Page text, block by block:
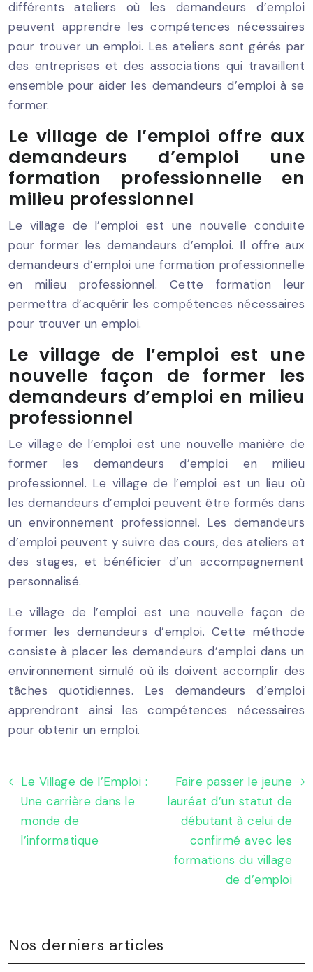
différents ateliers où les demandeurs d’emploi
peuvent apprendre les compétences nécessaires
pour trouver un emploi. Les ateliers sont gérés par
des entreprises et des associations qui travaillent
ensemble pour aider les demandeurs d’emploi à se
former.
Le village de l’emploi offre aux
demandeurs d’emploi une
formation professionnelle en
milieu professionnel
Le village de l’emploi est une nouvelle conduite
pour former les demandeurs d’emploi. Il offre aux
demandeurs d’emploi une formation professionnelle
en milieu professionnel. Cette formation leur
permettra d’acquérir les compétences nécessaires
pour trouver un emploi.
Le village de l’emploi est une
nouvelle façon de former les
demandeurs d’emploi en milieu
professionnel
Le village de l’emploi est une nouvelle manière de
former les demandeurs d’emploi en milieu
professionnel. Le village de l’emploi est un lieu où
les demandeurs d’emploi peuvent être formés dans
un environnement professionnel. Les demandeurs
d’emploi peuvent y suivre des cours, des ateliers et
des stages, et bénéficier d’un accompagnement
personnalisé.
Le village de l’emploi est une nouvelle façon de
former les demandeurs d’emploi. Cette méthode
consiste à placer les demandeurs d’emploi dans un
environnement simulé où ils doivent accomplir des
tâches quotidiennes. Les demandeurs d’emploi
apprendront ainsi les compétences nécessaires
pour obtenir un emploi.
Le Village de l’Emploi :
Une carrière dans le
monde de
l’informatique
Faire passer le jeune
lauréat d’un statut de
débutant à celui de
confirmé avec les
formations du village
de d’emploi
Nos derniers articles